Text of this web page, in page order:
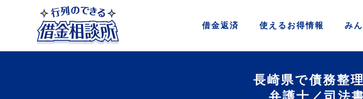
借金返済 使える お得情報 み
長崎県で債務整